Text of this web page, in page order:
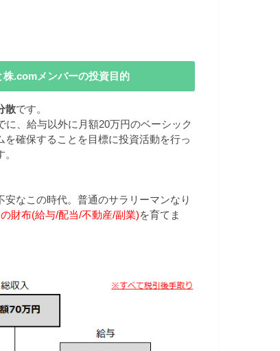
株.comメンバーの投資目的
散です。
に、給与以外に月額20万円のベーシック
を確保することを目標に投資活動を行っ
安なこの時代。普通のサラリーマンなり
財布(給与/配当/不動産/副業)を育てま